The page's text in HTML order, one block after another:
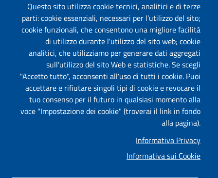
Amministrazione Trasparente
Segnalazione Illeciti(whistleblowing)
Albo on-line
Piè di pagina
Useful links section
Questo sito utilizza cookie tecnici, analitici e di terze
parti: cookie essenziali, necessari per l’utilizzo del sito;
cookie funzionali, che consentono una migliore facilità
di utilizzo durante l'utilizzo del sito web; cookie
analitici, che utilizziamo per generare dati aggregati
sull'utilizzo del sito Web e statistiche. Se scegli
"Accetto tutto", acconsenti all'uso di tutti i cookie. Puoi
accettare e rifiutare singoli tipi di cookie e revocare il
tuo consenso per il futuro in qualsiasi momento alla
voce "Impostazione dei cookie" (troverai il link in fondo
alla pagina).
Informativa Privacy
Informativa sui Cookie